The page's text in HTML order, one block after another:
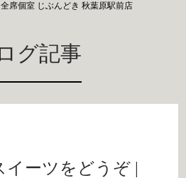
席個室 じぶんどき 秋葉原駅前店
グ記事
イーツをどうぞ |